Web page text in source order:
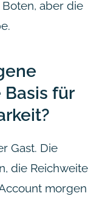
aber die
für
Gast. Die
die Reichweite
morgen